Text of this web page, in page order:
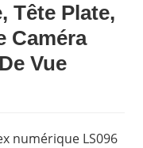
Tête Plate,
Caméra
Vue
numérique LS096